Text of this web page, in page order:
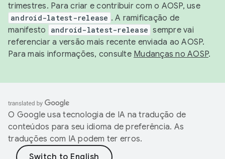
trimestres. Para criar e contribuir com o AOSP, use
android-latest-release . A ramificação de
manifesto
android-latest-release sempre vai
referenciar a versão mais recente enviada ao AOSP.
Para mais informações, consulte Mudanças no AOSP.
O Google usa tecnologia de IA na tradução de
conteúdos para seu idioma de preferência. As
traduções com IA podem ter erros.